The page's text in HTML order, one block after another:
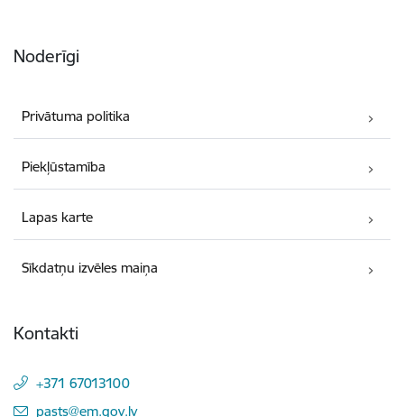
Noderīgi
Privātuma politika
Piekļūstamība
Lapas karte
Sīkdatņu izvēles maiņa
Kontakti
+371 67013100
E-pasts:
pasts@em.gov.lv